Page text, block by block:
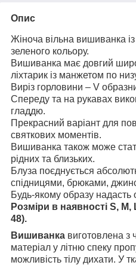
Опис
Жіноча вільна вишиванка
зеленого кольору.
Вишиванка має довгий
ліхтарик із манжетом по
Виріз горловини – V
Спереду та на рукавах
гладдю.
Прекрасний варіант для
святкових моментів.
Вишиванка також може
рідних та близьких.
Блуза поєднується
спідницями, брюками,
Будь-якому образу надасть
Розміри в наявності S,
48).
Вишиванка виготовлена з
матеріал у літню спеку
можливість тілу дихати. У